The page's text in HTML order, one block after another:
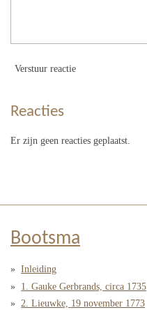
Verstuur reactie
Reacties
Er zijn geen reacties geplaatst.
Bootsma
Inleiding
1. Gauke Gerbrands, circa 1735
2. Lieuwke, 19 november 1773